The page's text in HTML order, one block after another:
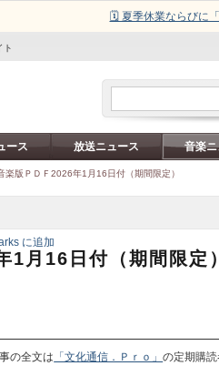
🗓️ 夏季休業ならびに
ト
ース 放送ニュース 音楽
楽版ＰＤＦ2026年1月16日付（期間限定）
1月16日付（期間限定
の全文は 「文化通信．Ｐｒｏ」の定期購